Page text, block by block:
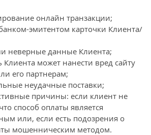
онлайн транзакции;
эмитентом карточки Клиента/
неверные данные Клиента;
Клиента может нанести вред сайту
его партнерам;
неудачные поставки;
причины: если клиент не
способ оплаты является
или, если есть подозрения о
мошенническим методом.